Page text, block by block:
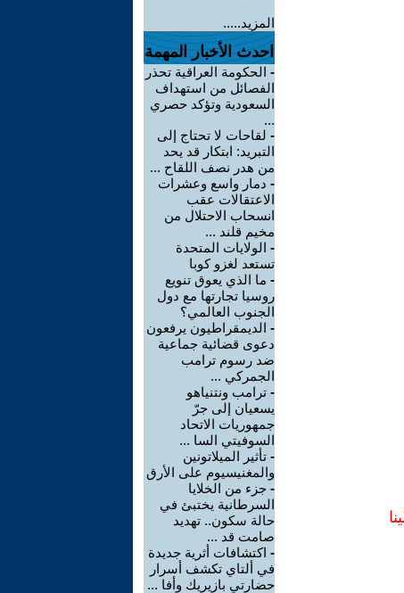
المزيد.....
احدث الأخبار المهمة
- الحكومة العراقية تحذر
الفصائل من استهداف
السعودية وتؤكد حصري
...
- لقاحات لا تحتاج إلى
التبريد: ابتكار قد يحد
من هدر نصف اللقاح ...
- دمار واسع وعشرات
الاعتقالات عقب
انسحاب الاحتلال من
مخيم قلند ...
- الولايات المتحدة
تستعد لغزو كوبا
- ما الذي يعوق تنويع
روسيا تجارتها مع دول
الجنوب العالمي؟
- الديمقراطيون يرفعون
دعوى قضائية جماعية
ضد رسوم ترامب
الجمركي ...
- ترامب ونتنياهو
يسعيان إلى جرّ
جمهوريات الاتحاد
السوفيتي السا ...
- تأثير الميلاتونين
والمغنيسيوم على الأرق
- جزء من الخلايا
السرطانية يختبئ في
حالة سكون.. تهديد
صامت قد ...
- اكتشافات أثرية جديدة
في ألتاي تكشف أسرار
حضارتي بازيريك وأفا ...